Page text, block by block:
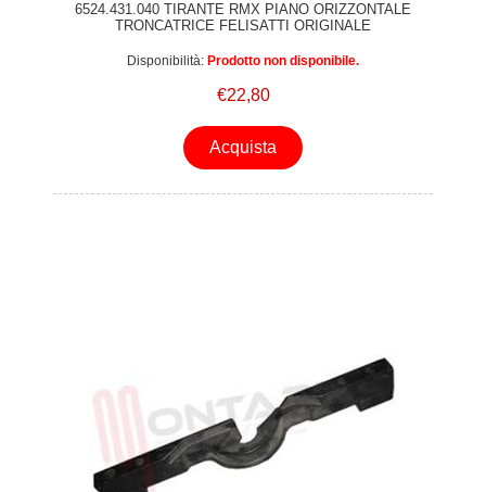
6524.431.040 TIRANTE RMX PIANO ORIZZONTALE
TRONCATRICE FELISATTI ORIGINALE
Disponibilità: Prodotto non disponibile.
€22,80
Acquista